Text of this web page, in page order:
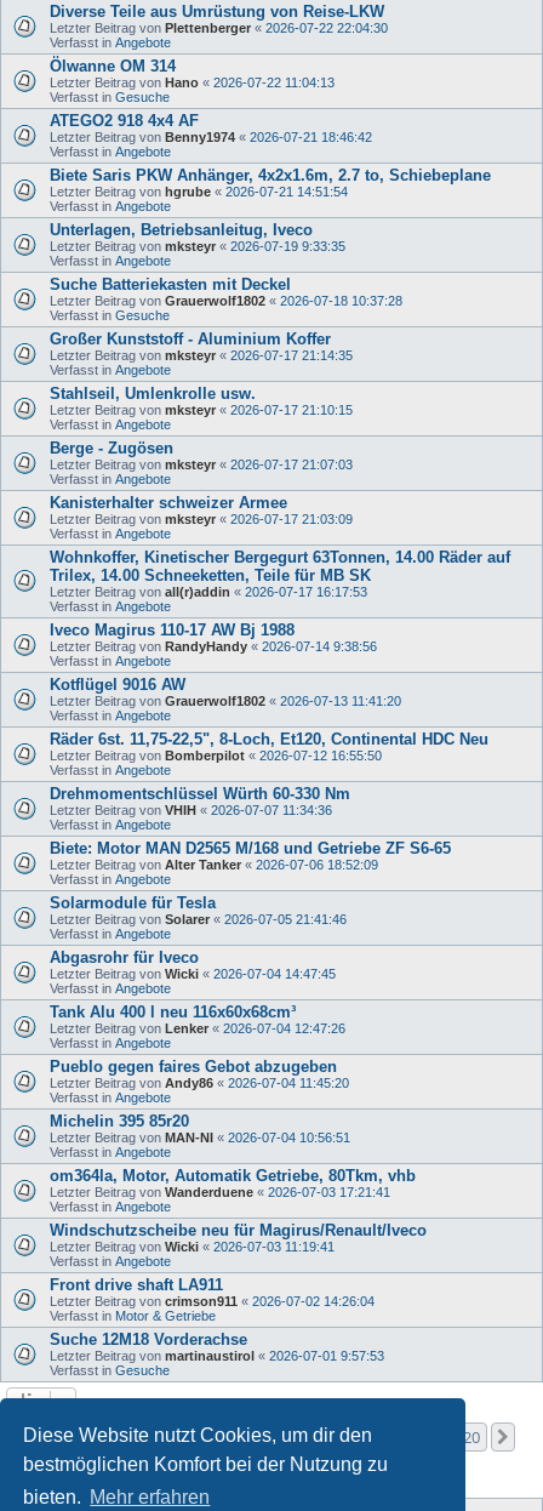
Diese Website nutzt Cookies, um dir den
bestmöglichen Komfort bei der Nutzung zu
bieten. Mehr erfahren
Diverse Teile aus Umrüstung von Reise-LKW
Letzter Beitrag von Plettenberger « 2026-07-22 22:04:30
Verfasst in Angebote
Ölwanne OM 314
Letzter Beitrag von Hano « 2026-07-22 11:04:13
Verfasst in Gesuche
ATEGO2 918 4x4 AF
Letzter Beitrag von Benny1974 « 2026-07-21 18:46:42
Verfasst in Angebote
Biete Saris PKW Anhänger, 4x2x1.6m, 2.7 to, Schiebeplane
Letzter Beitrag von hgrube « 2026-07-21 14:51:54
Verfasst in Angebote
Unterlagen, Betriebsanleitug, Iveco
Letzter Beitrag von mksteyr « 2026-07-19 9:33:35
Verfasst in Angebote
Suche Batteriekasten mit Deckel
Letzter Beitrag von Grauerwolf1802 « 2026-07-18 10:37:28
Verfasst in Gesuche
Großer Kunststoff - Aluminium Koffer
Letzter Beitrag von mksteyr « 2026-07-17 21:14:35
Verfasst in Angebote
Stahlseil, Umlenkrolle usw.
Letzter Beitrag von mksteyr « 2026-07-17 21:10:15
Verfasst in Angebote
Berge - Zugösen
Letzter Beitrag von mksteyr « 2026-07-17 21:07:03
Verfasst in Angebote
Kanisterhalter schweizer Armee
Letzter Beitrag von mksteyr « 2026-07-17 21:03:09
Verfasst in Angebote
Wohnkoffer, Kinetischer Bergegurt 63Tonnen, 14.00 Räder auf
Trilex, 14.00 Schneeketten, Teile für MB SK
Letzter Beitrag von all(r)addin « 2026-07-17 16:17:53
Verfasst in Angebote
Iveco Magirus 110-17 AW Bj 1988
Letzter Beitrag von RandyHandy « 2026-07-14 9:38:56
Verfasst in Angebote
Kotflügel 9016 AW
Letzter Beitrag von Grauerwolf1802 « 2026-07-13 11:41:20
Verfasst in Angebote
Räder 6st. 11,75-22,5", 8-Loch, Et120, Continental HDC Neu
Letzter Beitrag von Bomberpilot « 2026-07-12 16:55:50
Verfasst in Angebote
Drehmomentschlüssel Würth 60-330 Nm
Letzter Beitrag von VHIH « 2026-07-07 11:34:36
Verfasst in Angebote
Biete: Motor MAN D2565 M/168 und Getriebe ZF S6-65
Letzter Beitrag von Alter Tanker « 2026-07-06 18:52:09
Verfasst in Angebote
Solarmodule für Tesla
Letzter Beitrag von Solarer « 2026-07-05 21:41:46
Verfasst in Angebote
Abgasrohr für Iveco
Letzter Beitrag von Wicki « 2026-07-04 14:47:45
Verfasst in Angebote
Tank Alu 400 l neu 116x60x68cm³
Letzter Beitrag von Lenker « 2026-07-04 12:47:26
Verfasst in Angebote
Pueblo gegen faires Gebot abzugeben
Letzter Beitrag von Andy86 « 2026-07-04 11:45:20
Verfasst in Angebote
Michelin 395 85r20
Letzter Beitrag von MAN-NI « 2026-07-04 10:56:51
Verfasst in Angebote
om364la, Motor, Automatik Getriebe, 80Tkm, vhb
Letzter Beitrag von Wanderduene « 2026-07-03 17:21:41
Verfasst in Angebote
Windschutzscheibe neu für Magirus/Renault/Iveco
Letzter Beitrag von Wicki « 2026-07-03 11:19:41
Verfasst in Angebote
Front drive shaft LA911
Letzter Beitrag von crimson911 « 2026-07-02 14:26:04
Verfasst in Motor & Getriebe
Suche 12M18 Vorderachse
Letzter Beitrag von martinaustirol « 2026-07-01 9:57:53
Verfasst in Gesuche
Die Suche ergab mehr als 1000 Treffer Seite1von
1 2 3 20